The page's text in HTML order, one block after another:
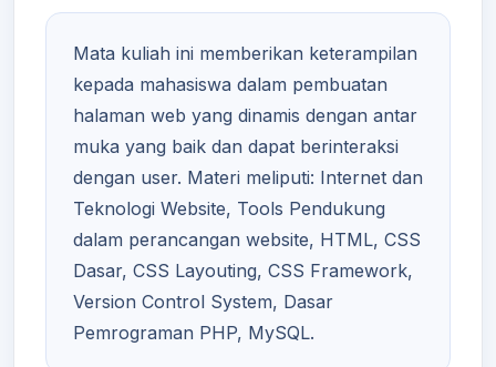
Mata kuliah ini memberikan keterampilan
kepada mahasiswa dalam pembuatan
halaman web yang dinamis dengan antar
muka yang baik dan dapat berinteraksi
dengan user. Materi meliputi: Internet dan
Teknologi Website, Tools Pendukung
dalam perancangan website, HTML, CSS
Dasar, CSS Layouting, CSS Framework,
Version Control System, Dasar
Pemrograman PHP, MySQL.